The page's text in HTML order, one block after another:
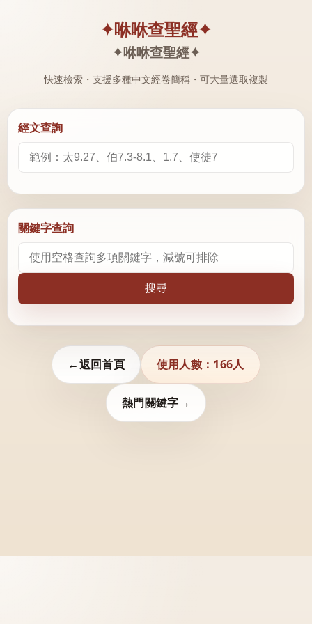
✦咻咻查聖經✦
✦咻咻查聖經✦
快速檢索・支援多種中文經卷簡稱・可大量選取複製
經文查詢
關鍵字查詢
搜尋
←返回首頁 使用人數：166人
熱門關鍵字→